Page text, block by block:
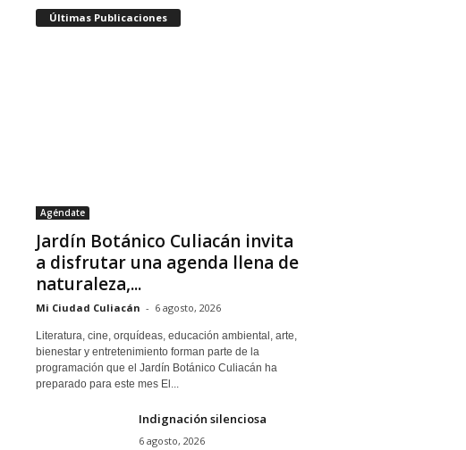
Últimas Publicaciones
Agéndate
Jardín Botánico Culiacán invita
a disfrutar una agenda llena de
naturaleza,...
Mi Ciudad Culiacán - 6 agosto, 2026
Literatura, cine, orquídeas, educación ambiental, arte,
bienestar y entretenimiento forman parte de la
programación que el Jardín Botánico Culiacán ha
preparado para este mes El...
Indignación silenciosa
6 agosto, 2026